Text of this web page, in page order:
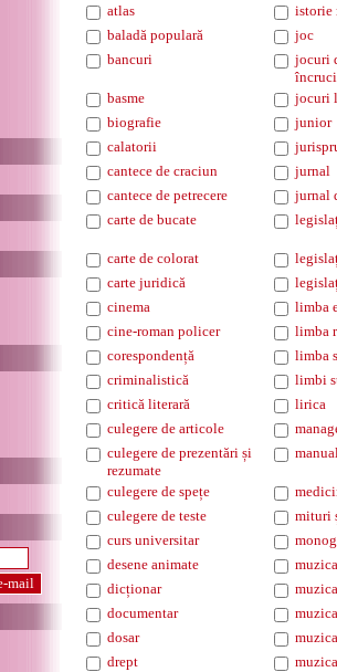
atlas
istorie
baladă populară
joc
bancuri
jocuri
basme
jocuri
biografie
junior
calatorii
cantece de craciun
jurnal
cantece de petrecere
jurnal
carte de bucate
carte de colorat
carte juridică
cinema
limba
cine-roman policer
limba
corespondență
limba
criminalistică
limbi
critică literară
lirica
culegere de articole
culegere de prezentări și
rezumate
culegere de spețe
culegere de teste
mituri
curs universitar
desene animate
dicționar
documentar
dosar
drept